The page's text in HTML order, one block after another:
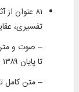
۸۱ عنوان
تفسیری،
تا پايان ۱۳۸۹ افزون بر ۲۰۰۰ عنوان)
– متن کامل